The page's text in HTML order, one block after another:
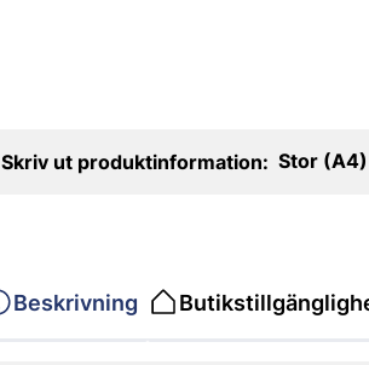
Skriv ut produktinformation: Stor (A4)
Beskrivning